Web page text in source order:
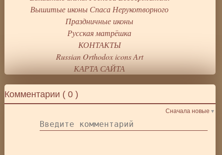
Комментарии (0 )
Сначала новые
Вышитые иконы Спаса Нерукотворного
Праздничные иконы
Русская матрёшка
КОНТАКТЫ
Russian Orthodox icons Art
КАРТА САЙТА